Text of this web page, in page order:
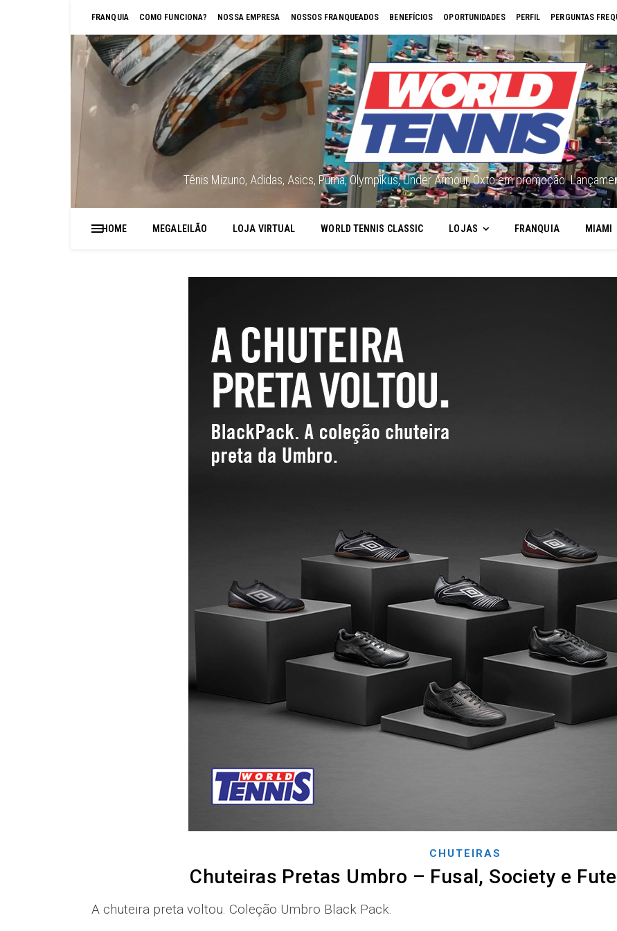
FRANQUIA COMO FUNCIONA? NOSSA EMPRESA NOSSOS FRANQUEADOS BENEFÍCIOS OPORTUNIDADES PERFIL PERGUNTAS
Tênis Mizuno, Adidas, Asics, Puma, Olympikus, Under Armour, Oxto em promoção.
HOME MEGALEILÃO LOJA VIRTUAL WORLD TENNIS CLASSIC LOJAS FRANQUIA MIAMI
CHUTEIRAS
Chuteiras Pretas Umbro – Fusal, Society e
A chuteira preta voltou. Coleção Umbro Black Pack.